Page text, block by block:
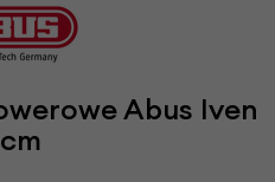
Abus Iven